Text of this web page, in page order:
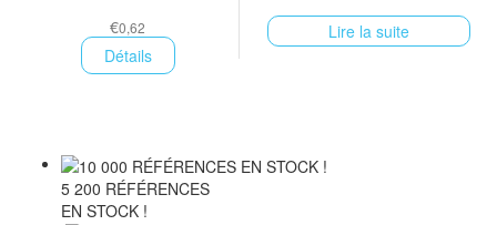
€0,62
Détails
Lire la suite
5 200 RÉFÉRENCES
EN STOCK !